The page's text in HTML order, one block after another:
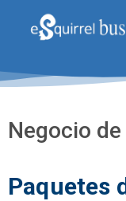
Negocio
Paquetes